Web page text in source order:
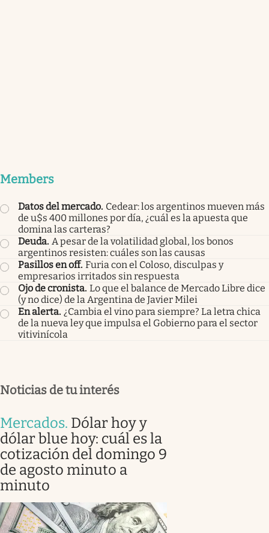
Members
Datos del mercado. Cedear: los argentinos mueven más
de u$s 400 millones por día, ¿cuál es la apuesta que
domina las carteras?
Deuda. A pesar de la volatilidad global, los bonos
argentinos resisten: cuáles son las causas
Pasillos en off. Furia con el Coloso, disculpas y
empresarios irritados sin respuesta
Ojo de cronista. Lo que el balance de Mercado Libre dice
(y no dice) de la Argentina de Javier Milei
En alerta. ¿Cambia el vino para siempre? La letra chica
de la nueva ley que impulsa el Gobierno para el sector
vitivinícola
Noticias de tu interés
Mercados. Dólar hoy y
dólar blue hoy: cuál es la
cotización del domingo 9
de agosto minuto a
minuto